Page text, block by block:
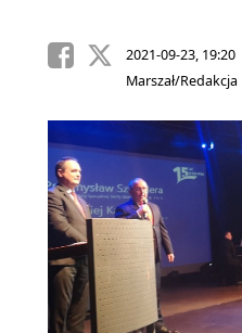
2021-09-23,
Marszał/Redakcja